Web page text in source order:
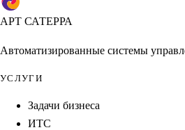
АРТ САТЕРРА
Автоматизированные системы
УСЛУГИ
Задачи бизнеса
ИТС